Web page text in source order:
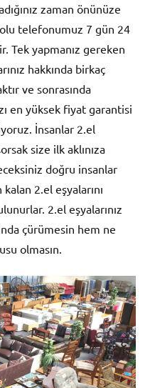
zaman önünüze
telefonumuz 7 gün 24
Tek yapmanız gereken
hakkında birkaç
ve sonrasında
en yüksek fiyat garantisi
İnsanlar 2.el
size ilk aklınıza
doğru insanlar
2.el eşyalarını
2.el eşyalarınız
çürümesin hem ne
olmasın.